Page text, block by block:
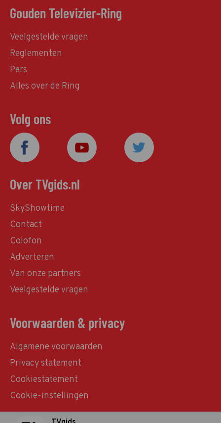
Gouden Televizier-Ring
Veelgestelde vragen
Reglementen
Pers
Alles over de Ring
Volg ons
Over TVgids.nl
SkyShowtime
Contact
Colofon
Adverteren
Van onze partners
Veelgestelde vragen
Voorwaarden & privacy
Algemene voorwaarden
Privacy statement
Cookiestatement
Cookie-instellingen